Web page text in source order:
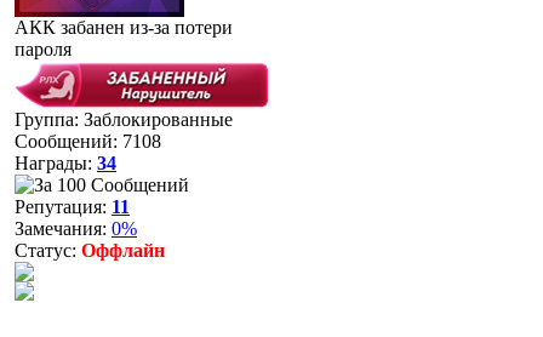
АКК забанен из-за потери
пароля
Группа: Заблокированные
Сообщений: 7108
Награды: 34
Репутация: 11
Замечания: 0%
Статус: Оффлайн